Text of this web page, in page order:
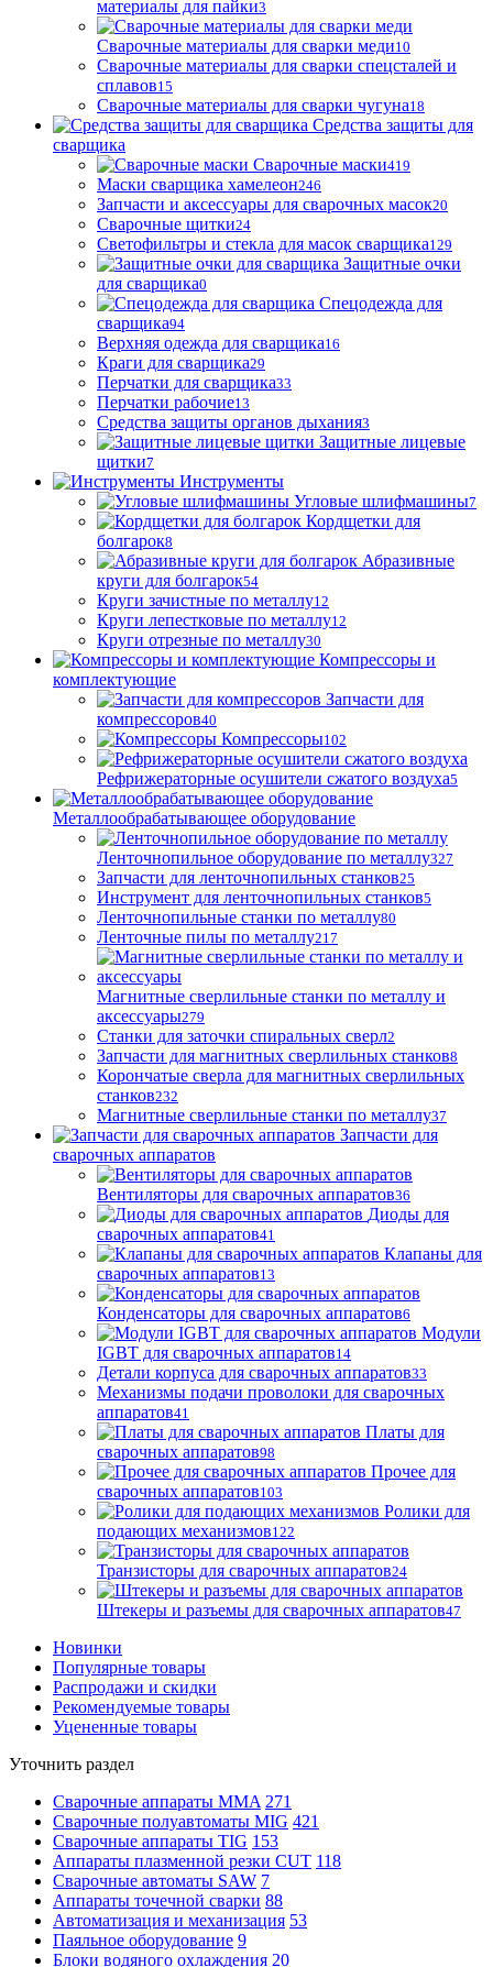
материалы для пайки3
Сварочные материалы для сварки меди10
Сварочные материалы для сварки спецсталей и
сплавов15
Сварочные материалы для сварки чугуна18
Средства защиты для
сварщика
Сварочные маски419
Маски сварщика хамелеон246
Запчасти и аксессуары для сварочных масок20
Сварочные щитки24
Светофильтры и стекла для масок сварщика129
Защитные очки
для сварщика0
Спецодежда для
сварщика94
Верхняя одежда для сварщика16
Краги для сварщика29
Перчатки для сварщика33
Перчатки рабочие13
Средства защиты органов дыхания3
Защитные лицевые
щитки7
Инструменты
Угловые шлифмашины7
Кордщетки для
болгарок8
Абразивные
круги для болгарок54
Круги зачистные по металлу12
Круги лепестковые по металлу12
Круги отрезные по металлу30
Компрессоры и
комплектующие
Запчасти для
компрессоров40
Компрессоры102
Рефрижераторные осушители сжатого воздуха5
Металлообрабатывающее оборудование
Ленточнопильное оборудование по металлу327
Запчасти для ленточнопильных станков25
Инструмент для ленточнопильных станков5
Ленточнопильные станки по металлу80
Ленточные пилы по металлу217
Магнитные сверлильные станки по металлу и
аксессуары279
Станки для заточки спиральных сверл2
Запчасти для магнитных сверлильных станков8
Корончатые сверла для магнитных сверлильных
станков232
Магнитные сверлильные станки по металлу37
Запчасти для
сварочных аппаратов
Вентиляторы для сварочных аппаратов36
Диоды для
сварочных аппаратов41
Клапаны для
сварочных аппаратов13
Конденсаторы для сварочных аппаратов6
Модули
IGBT для сварочных аппаратов14
Детали корпуса для сварочных аппаратов33
Механизмы подачи проволоки для сварочных
аппаратов41
Платы для
сварочных аппаратов98
Прочее для
сварочных аппаратов103
Ролики для
подающих механизмов122
Транзисторы для сварочных аппаратов24
Штекеры и разъемы для сварочных аппаратов47
Новинки
Популярные товары
Распродажи и скидки
Рекомендуемые товары
Уцененные товары
Уточнить раздел
Сварочные аппараты MMA 271
Сварочные полуавтоматы MIG 421
Сварочные аппараты TIG 153
Аппараты плазменной резки CUT 118
Сварочные автоматы SAW 7
Аппараты точечной сварки 88
Автоматизация и механизация 53
Паяльное оборудование 9
Блоки водяного охлаждения 20